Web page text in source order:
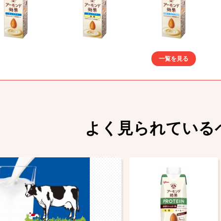
一覧を見る
よく見られている